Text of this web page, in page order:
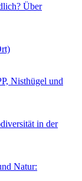
Über
Nisthügel und
in der
Natur: